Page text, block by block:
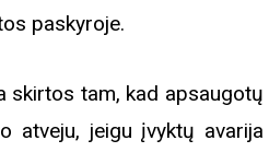
paskyroje.
skirtos tam, kad apsaugotų
atveju, jeigu įvyktų avarija